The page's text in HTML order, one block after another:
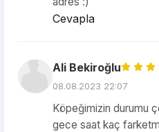
Cevapla
Ali Bekiroğlu
08.08.2023 22:07
Köpeğimizin durumu
gece saat kaç